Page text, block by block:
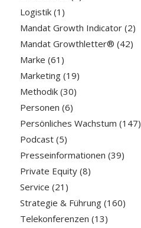
Logistik(1)
Mandat Growth Indicator(2)
Mandat Growthletter® (42)
Marke (61)
Marketing(19)
Methodik(30)
Personen (6)
Persönliches Wachstum (147)
Podcast(5)
Presseinformationen (39)
Private Equity(8)
Service (21)
Strategie & Führung(160)
Telekonferenzen (13)